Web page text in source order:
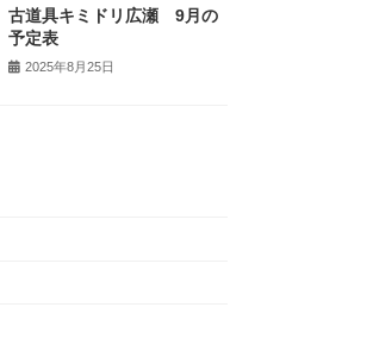
古道具キミドリ広瀬 9月の
予定表
2025年8月25日